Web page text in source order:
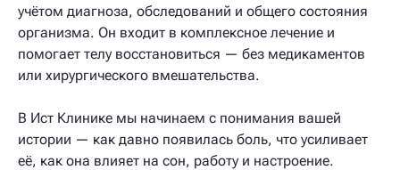
учётом диагноза, обследований и общего состояния
организма. Он входит в комплексное лечение и
помогает телу восстановиться — без медикаментов
или хирургического вмешательства.
В Ист Клинике мы начинаем с понимания вашей
истории — как давно появилась боль, что усиливает
её, как она влияет на сон, работу и настроение.